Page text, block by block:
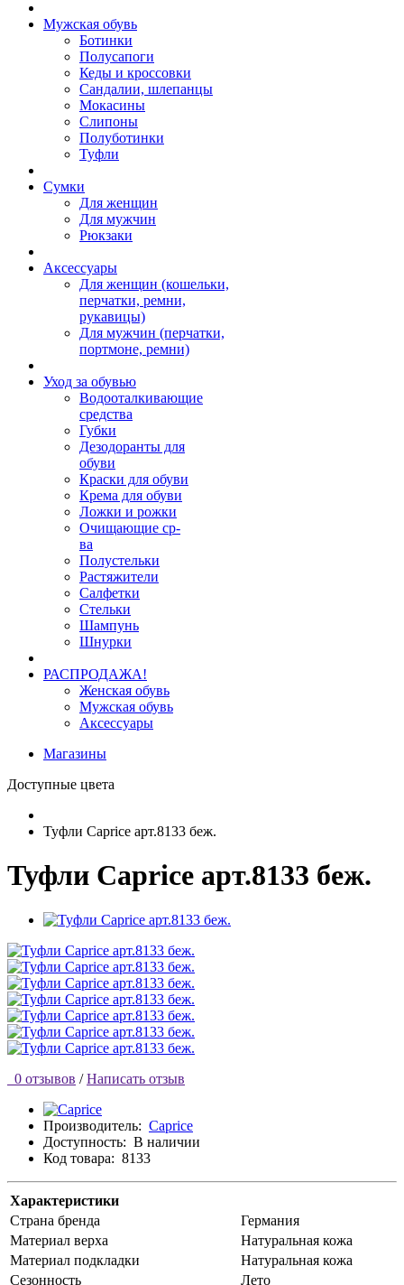
Мужская обувь
Ботинки
Полусапоги
Кеды и кроссовки
Сандалии, шлепанцы
Мокасины
Слипоны
Полуботинки
Туфли
Сумки
Для женщин
Для мужчин
Рюкзаки
Аксессуары
Для женщин (кошельки,
перчатки, ремни,
рукавицы)
Для мужчин (перчатки,
портмоне, ремни)
Уход за обувью
Водооталкивающие
средства
Губки
Дезодоранты для
обуви
Краски для обуви
Крема для обуви
Ложки и рожки
Очищающие ср-
ва
Полустельки
Растяжители
Салфетки
Стельки
Шампунь
Шнурки
РАСПРОДАЖА!
Женская обувь
Мужская обувь
Аксессуары
Магазины
Доступные цвета
Туфли Caprice арт.8133 беж.
Туфли Caprice арт.8133 беж.
0 отзывов / Написать отзыв
Производитель: Caprice
Доступность: В наличии
Код товара: 8133
Характеристики
Страна бренда
Германия
Материал верха
Натуральная кожа
Материал подкладки
Натуральная кожа
Сезонность
Лето